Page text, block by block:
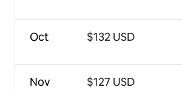
Oct
Nov
$132 USD
$127 USD